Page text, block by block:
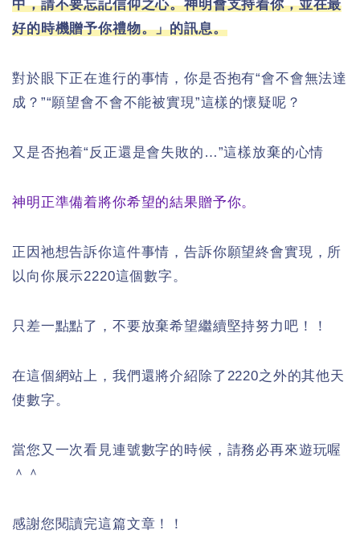
中，請不要忘記信仰之心。神明會支持着你，並在最
好的時機贈予你禮物。」的訊息。
對於眼下正在進行的事情，你是否抱有“會不會無法達
成？”“願望會不會不能被實現”這樣的懷疑呢？
又是否抱着“反正還是會失敗的…”這樣放棄的心情
神明正準備着將你希望的結果贈予你。
正因祂想告訴你這件事情，告訴你願望終會實現，所
以向你展示2220這個數字。
只差一點點了，不要放棄希望繼續堅持努力吧！！
在這個網站上，我們還將介紹除了2220之外的其他天
使數字。
當您又一次看見連號數字的時候，請務必再來遊玩喔
＾＾
感謝您閱讀完這篇文章！！